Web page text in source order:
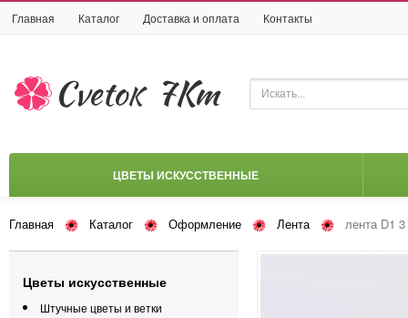
Главная Каталог Доставка и оплата Контакты
ЦВЕТЫ ИСКУССТВЕННЫЕ
Главная Каталог Оформление Лента лента D1
Цветы искусственные
Штучные цветы и ветки